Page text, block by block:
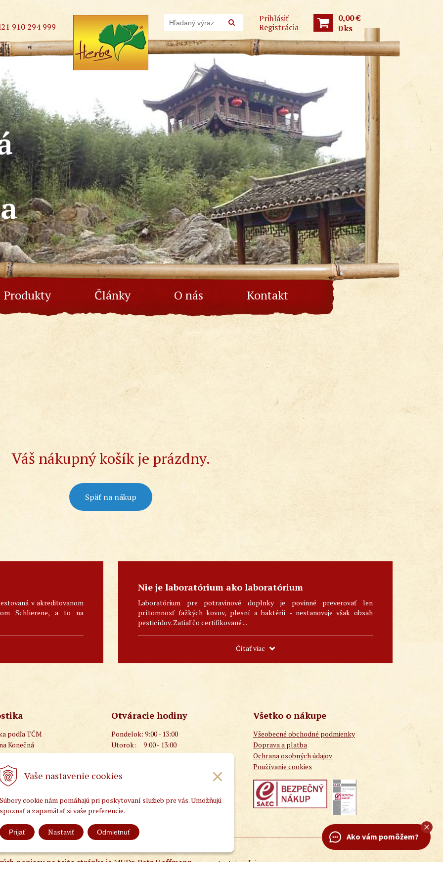
Vaše nastavenie cookies
Súbory cookie nám pomáhajú pri poskytovaní služieb pre vás. Umožňujú
spoznať a zapamätať si vaše preferencie.
Prijať Nastaviť Odmietnuť
910 294 999
Prihlásiť
Registrácia
0,00 €
0ks
Produkty Články O nás Kontakt
Váš nákupný košík je prázdny.
Späť na nákup
v akreditovanom
Schlierene, a to na
Nie je laboratórium ako laboratórium
Laboratórium pre potravinové doplnky je povinné preverovať len
prítomnosť ťažkých kovov, plesní a baktérií - nestanovuje však obsah
pesticídov. Zatiaľ čo certifikované ...
Čítať viac
podľa TČM
Konečná
190 660
Otváracie hodiny
Pondelok: 9:00 - 13:00
Utorok: 9:00 - 13:00
Streda:9:00 - 13:00
Všetko o nákupe
Všeobecné obchodné podmienky
Doprava a platba
Ochrana osobných údajov
Používanie cookies
popisov na tejto stránke je MUDr. Petr Hoffmannwww.patentnimedicina.cz
Ako vám pomôžem?